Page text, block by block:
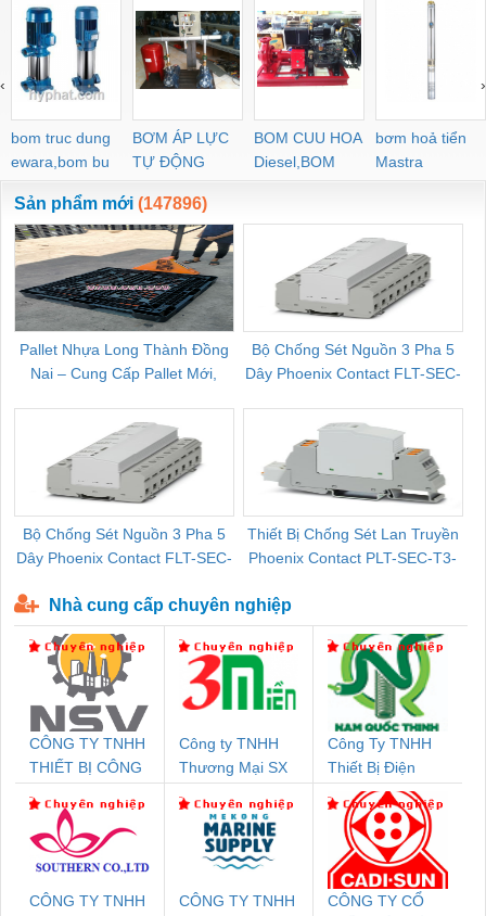
bom truc dung
ewara,bom bu
ewara
BƠM ÁP LỰC
TỰ ĐỘNG
BOM CUU HOA
Diesel,BOM
CHUA CHAY
bơm hoả tiển
Mastra
‹ ›
Sản phẩm mới (147896)
Pallet Nhựa Long Thành Đồng
Nai – Cung Cấp Pallet Mới,
Bộ Chống Sét Nguồn 3 Pha 5
Dây Phoenix Contact FLT-SEC-
Bộ Chống Sét Nguồn 3 Pha 5
Dây Phoenix Contact FLT-SEC-
Thiết Bị Chống Sét Lan Truyền
Phoenix Contact PLT-SEC-T3-
Nhà cung cấp chuyên nghiệp
CÔNG TY TNHH
THIẾT BỊ CÔNG
SETSUBI VIỆT
NAM
Công ty TNHH
Thương Mại SX
Công Ty TNHH
Thiết Bị Điện
Nam Quốc Thịnh
CÔNG TY TNHH
CÔNG TY TNHH
CÔNG TY CỔ